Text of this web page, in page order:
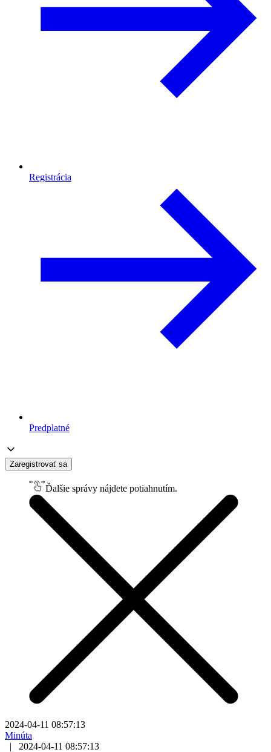
Registrácia
Predplatné
Zaregistrovať sa
Ďalšie správy nájdete potiahnutím.
2024-04-11 08:57:13
Minúta
|
2024-04-11 08:57:13